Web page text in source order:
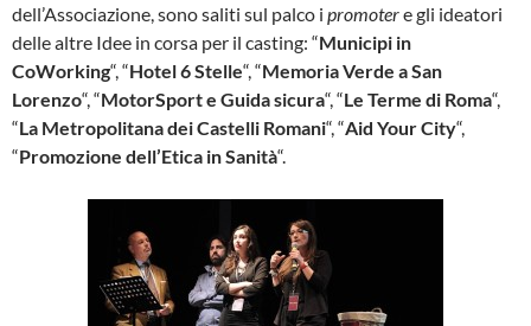
dell’Associazione, sono saliti sul palco i promotere gli ideatori
delle altre Idee in corsa per il casting: “Municipi in
CoWorking“, “Hotel 6 Stelle“, “Memoria Verde a San
Lorenzo“, “MotorSport e Guida sicura“, “Le Terme di Roma“,
“La Metropolitana dei Castelli Romani“, “Aid Your City“,
“Promozione dell’Etica in Sanità“.